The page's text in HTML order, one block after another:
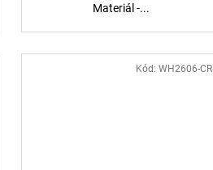
Materiál -...
Kód: WH2606-CR